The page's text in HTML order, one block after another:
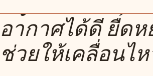
อากาศได้ดี ยืด
ช่วยให้เคลื่อนไ